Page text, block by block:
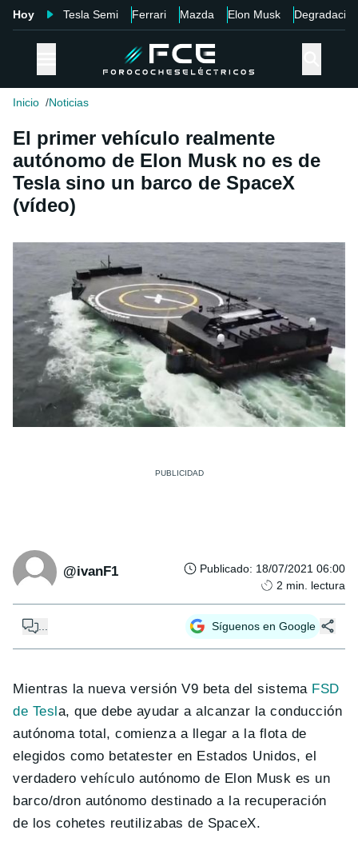
Hoy Tesla Semi Ferrari Mazda Elon Musk Degradación
Inicio Noticias
El primer vehículo realmente
autónomo de Elon Musk no es de
Tesla sino un barco de SpaceX
(vídeo)
@ivanF1 Publicado: 18/07/2021 06:00
2 min. lectura
Síguenos en Google
Mientras la nueva versión V9 beta del sistema FSD
de Tesla, que debe ayudar a alcanzar la conducción
autónoma total, comienza a llegar a la flota de
elegidos como betatester en Estados Unidos, el
verdadero vehículo autónomo de Elon Musk es un
barco/dron autónomo destinado a la recuperación
de los cohetes reutilizabas de SpaceX.